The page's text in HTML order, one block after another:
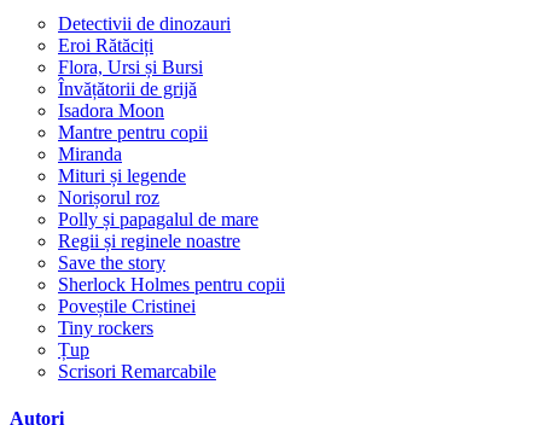
Detectivii de dinozauri
Eroi Rătăciți
Flora, Ursi și Bursi
Învățătorii de grijă
Isadora Moon
Mantre pentru copii
Miranda
Mituri și legende
Norișorul roz
Polly și papagalul de mare
Regii și reginele noastre
Save the story
Sherlock Holmes pentru copii
Poveștile Cristinei
Tiny rockers
Țup
Scrisori Remarcabile
Autori